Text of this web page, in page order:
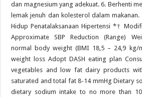
dan magnesium yang adekuat. 6. Berhenti
lemak jenuh dan kolesterol dalam
Hidup Penatalaksanaan Hipertensi *†
Approximate SBP Reduction (Range)
normal body weight (BMI 18,5 – 24,9 kg/
weight loss Adopt DASH eating plan
vegetables and low fat dairy products
saturated and total fat 8-14 mmHg Dietary
dietary sodium intake to no more than